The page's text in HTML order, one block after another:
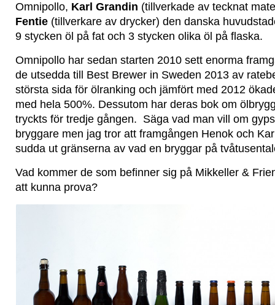
Omnipollo, Karl Grandin (tillverkade av tecknat
Fentie (tillverkare av drycker) den danska
9 stycken öl på fat och 3 stycken olika öl på flaska.
Omnipollo har sedan starten 2010 sett enorma
de utsedda till Best Brewer in Sweden 2013 av
största sida för ölranking och jämfört med 2012
med hela 500%. Dessutom har deras bok om
tryckts för tredje gången. Säga vad man vill om
bryggare men jag tror att framgången Henok och
sudda ut gränserna av vad en bryggar på
Vad kommer de som befinner sig på Mikkeller &
att kunna prova?